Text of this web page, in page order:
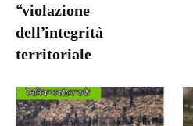
“violazione
dell’integrità
territoriale